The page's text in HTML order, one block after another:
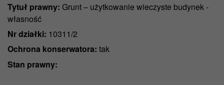
Tytuł prawny: Grunt – użytkowanie wieczyste budynek -
własność
Nr działki: 10311/2
Ochrona konserwatora: tak
Stan prawny: